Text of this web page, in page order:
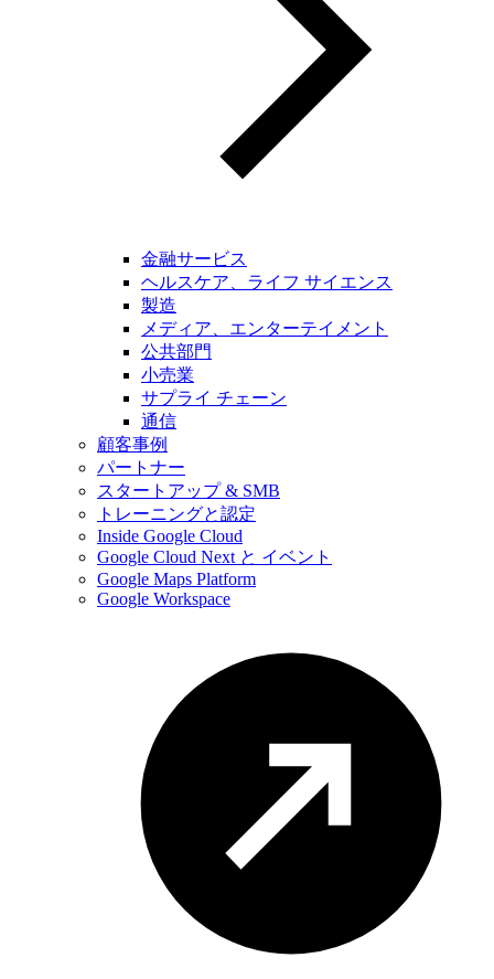
金融サービス
ヘルスケア、ライフ サイエンス
製造
メディア、エンターテイメント
公共部門
小売業
サプライ チェーン
通信
顧客事例
パートナー
スタートアップ & SMB
トレーニングと認定
Inside Google Cloud
Google Cloud Next と イベント
Google Maps Platform
Google Workspace